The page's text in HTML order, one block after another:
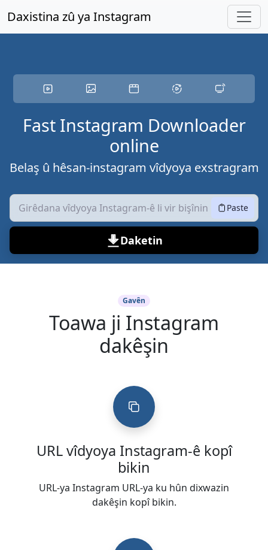
Daxistina zû ya Instagram
Fast Instagram Downloader
online
Belaş û hêsan-instagram vîdyoya exstragram
Paste
Daketin
Gavên
Toawa ji Instagram
dakêşin
URL vîdyoya Instagram-ê kopî
bikin
URL-ya Instagram URL-ya ku hûn dixwazin
dakêşin kopî bikin.